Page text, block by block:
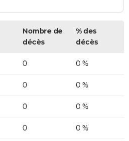
Nombre de
décès
% des
décès
0 0 %
0 0 %
0 0 %
0 0 %